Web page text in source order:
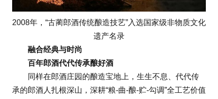
2008年，“古蔺郎酒传统酿造技艺”入选国家级非物质文化
遗产名录
融合经典与时尚
百年郎酒代代传承酿好酒
同样在郎酒庄园的酿造宝地上，生生不息、代代传
承的郎酒人扎根深山，深耕“粮-曲-酿-贮-勾调”全工艺价值